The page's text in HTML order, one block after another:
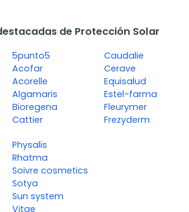
de Protección Solar
5punto5
Acofar
Acorelle
Algamaris
Bioregena
Cattier
Caudalie
Cerave
Equisalud
Estel-farma
Fleurymer
Frezyderm
Physalis
Rhatma
Soivre cosmetics
Sotya
Sun system
Vitae